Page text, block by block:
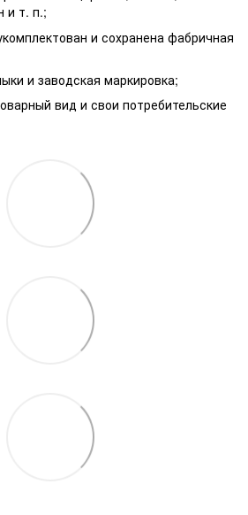
и т. п.;
и сохранена фабричная
и заводская маркировка;
вид и свои потребительские